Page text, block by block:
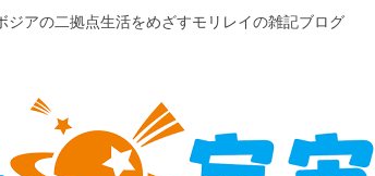
ジアの二拠点生活をめざすモリレイの雑記ブログ